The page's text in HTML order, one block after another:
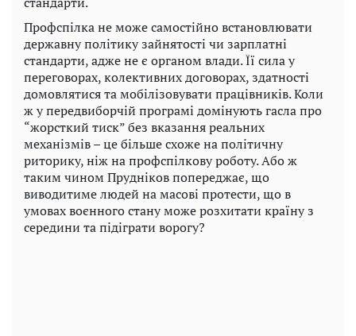
Профспілка не може самостійно встановлювати
державну політику зайнятості чи зарплатні
стандарти, адже не є органом влади. Її сила у
переговорах, колективних договорах, здатності
домовлятися та мобілізовувати працівників. Коли
ж у передвиборчій програмі домінують гасла про
“жорсткий тиск” без вказання реальних
механізмів – це більше схоже на політичну
риторику, ніж на профспілкову роботу. Або ж
таким чином Прудніков попереджає, що
виводитиме людей на масові протести, що в
умовах воєнного стану може розхитати країну з
середини та підіграти ворогу?